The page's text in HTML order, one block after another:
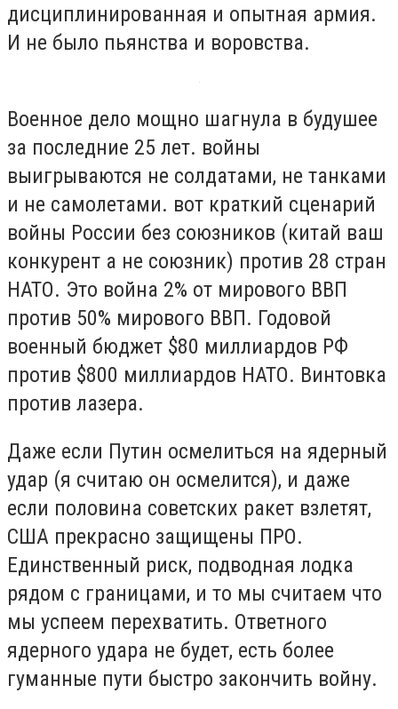
дисциплинированная и опытная армия.
И не было пьянства и воровства.
Военное дело мощно шагнула в будушее
за последние 25 лет. войны
выигрываются не солдатами, не танками
и не самолетами. вот краткий сценарий
войны России без союзников (китай ваш
конкурент а не союзник) против 28 стран
НАТО. Это война 2% от мирового ВВП
против 50% мирового ВВП. Годовой
военный бюджет $80 миллиардов РФ
против $800 миллиардов НАТО. Винтовка
против лазера.
Даже если Путин осмелиться на ядерный
удар (я считаю он осмелится), и даже
если половина советских ракет взлетят,
США прекрасно защищены ПРО.
Единственный риск, подводная лодка
рядом с границами, и то мы считаем что
мы успеем перехватить. Ответного
ядерного удара не будет, есть более
гуманные пути быстро закончить войну.